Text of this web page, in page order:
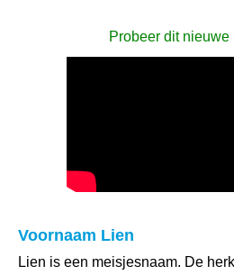
Probeer dit nieuwe
Voornaam Lien
Lien is een meisjesnaam. De